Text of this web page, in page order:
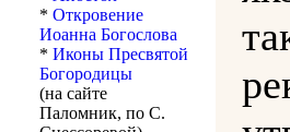
* Откровение
Иоанна Богослова
* Иконы Пресвятой
Богородицы
(на сайте
Паломник, по С.